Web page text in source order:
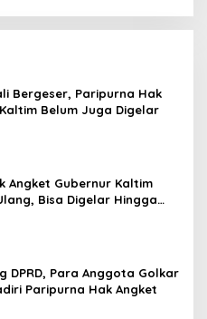
Bergeser, Paripurna Hak
Kaltim Belum Juga Digelar
Angket Gubernur Kaltim
Bisa Digelar Hingga
DPRD, Para Anggota Golkar
Paripurna Hak Angket